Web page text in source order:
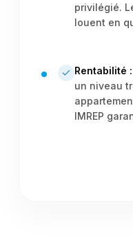
privilégié.
louent en
Rentabilité :
un niveau
IMREP